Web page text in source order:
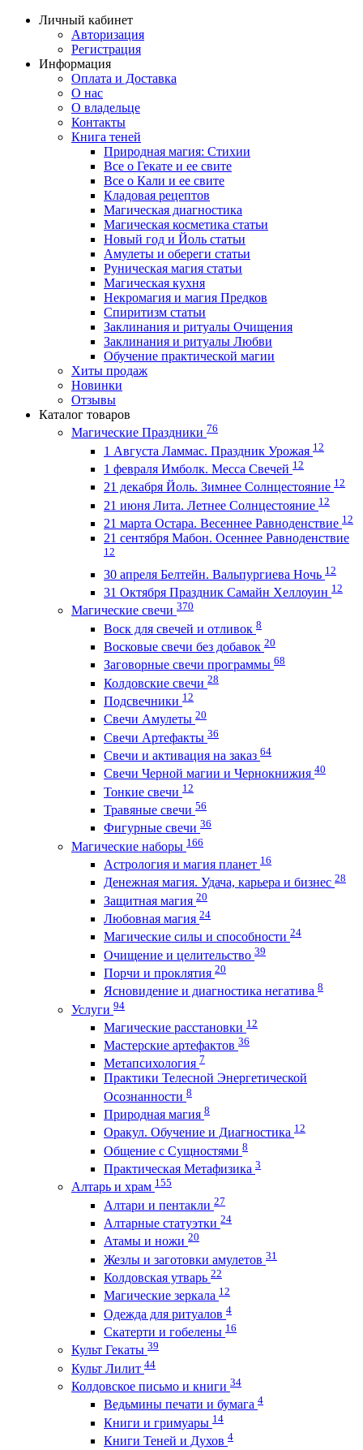
Личный кабинет
Авторизация
Регистрация
Информация
Оплата и Доставка
О нас
О владельце
Контакты
Книга теней
Природная магия: Стихии
Все о Гекате и ее свите
Все о Кали и ее свите
Кладовая рецептов
Магическая диагностика
Магическая косметика статьи
Новый год и Йоль статьи
Амулеты и обереги статьи
Руническая магия статьи
Магическая кухня
Некромагия и магия Предков
Спиритизм статьи
Заклинания и ритуалы Очищения
Заклинания и ритуалы Любви
Обучение практической магии
Хиты продаж
Новинки
Отзывы
Каталог товаров
Магические Праздники 76
1 Августа Ламмас. Праздник Урожая 12
1 февраля Имболк. Месса Свечей 12
21 декабря Йоль. Зимнее Солнцестояние 12
21 июня Лита. Летнее Солнцестояние 12
21 марта Остара. Весеннее Равноденствие 12
21 сентября Мабон. Осеннее Равноденствие
12
30 апреля Белтейн. Вальпургиева Ночь 12
31 Октября Праздник Самайн Хеллоуин 12
Магические свечи 370
Воск для свечей и отливок 8
Восковые свечи без добавок 20
Заговорные свечи программы 68
Колдовские свечи 28
Подсвечники 12
Свечи Амулеты 20
Свечи Артефакты 36
Свечи и активация на заказ 64
Свечи Черной магии и Чернокнижия 40
Тонкие свечи 12
Травяные свечи 56
Фигурные свечи 36
Магические наборы 166
Астрология и магия планет 16
Денежная магия. Удача, карьера и бизнес 28
Защитная магия 20
Любовная магия 24
Магические силы и способности 24
Очищение и целительство 39
Порчи и проклятия 20
Ясновидение и диагностика негатива 8
Услуги 94
Магические расстановки 12
Мастерские артефактов 36
Метапсихология 7
Практики Телесной Энергетической
Осознанности 8
Природная магия 8
Оракул. Обучение и Диагностика 12
Общение с Сущностями 8
Практическая Метафизика 3
Алтарь и храм 155
Алтари и пентакли 27
Алтарные статуэтки 24
Атамы и ножи 20
Жезлы и заготовки амулетов 31
Колдовская утварь 22
Магические зеркала 12
Одежда для ритуалов 4
Скатерти и гобелены 16
Культ Гекаты 39
Культ Лилит 44
Колдовское письмо и книги 34
Ведьмины печати и бумага 4
Книги и гримуары 14
Книги Теней и Духов 4